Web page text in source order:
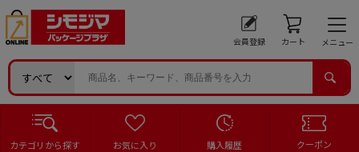
会員登録 カート メニュー
カテゴリから探す お気に入り 購入履歴 クーポン